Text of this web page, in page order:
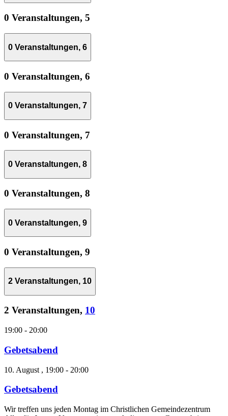
0 Veranstaltungen, 5
0 Veranstaltungen, 6
0 Veranstaltungen, 6
0 Veranstaltungen, 7
0 Veranstaltungen, 7
0 Veranstaltungen, 8
0 Veranstaltungen, 8
0 Veranstaltungen, 9
0 Veranstaltungen, 9
2 Veranstaltungen, 10
2 Veranstaltungen, 10
19:00 - 20:00
Gebetsabend
10. August , 19:00 - 20:00
Gebetsabend
Wir treffen uns jeden Montag im Christlichen Gemeindezentrum